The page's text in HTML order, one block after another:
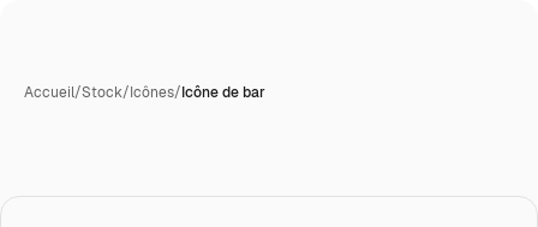
Accueil/Stock/Icônes/Icône de bar